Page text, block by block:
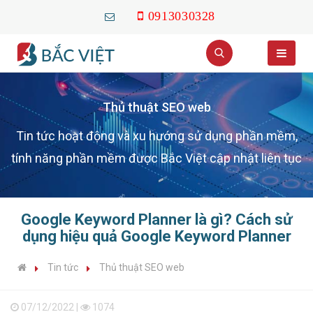
0913030328
Thủ thuật SEO web
Tin tức hoạt động và xu hướng sử dụng phần mềm,
tính năng phần mềm được Bắc Việt cập nhật liên tục
Google Keyword Planner là gì? Cách sử
dụng hiệu quả Google Keyword Planner
Tin tức Thủ thuật SEO web
07/12/2022 | 1074